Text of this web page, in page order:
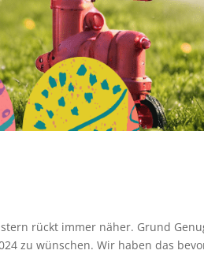
rückt immer näher. Grund
zu wünschen. Wir haben das